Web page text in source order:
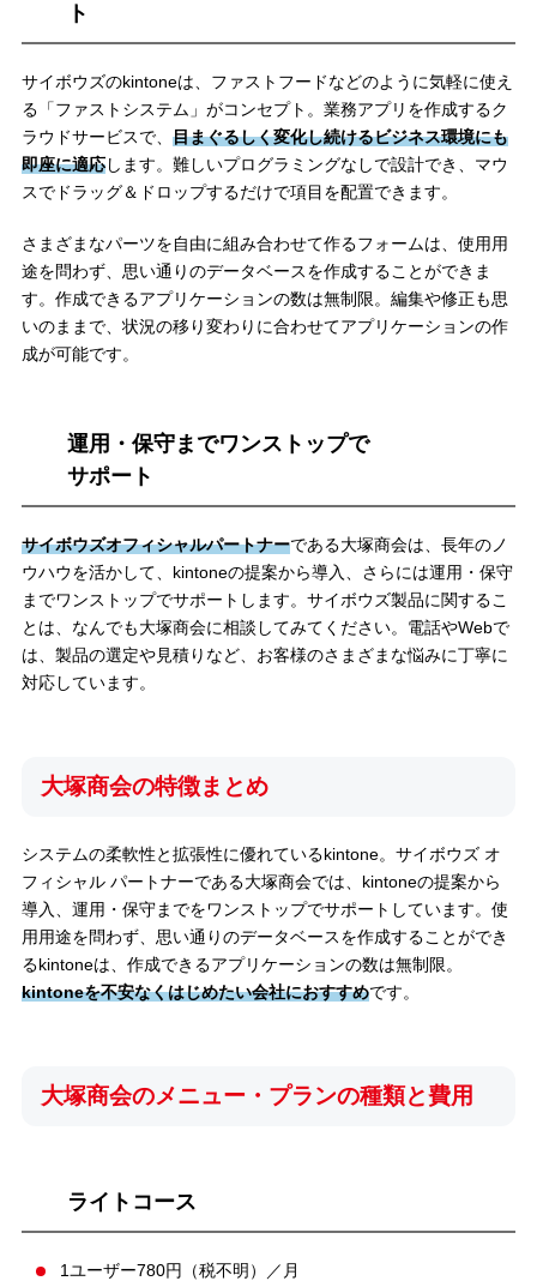
ト
サイボウズのkintoneは、ファストフードなどのように気軽に使え
る「ファストシステム」がコンセプト。業務アプリを作成するク
ラウドサービスで、 目まぐるしく変化し続けるビジネス環境にも
即座に適応します。難しいプログラミングなしで設計でき、マウ
スでドラッグ＆ドロップするだけで項目を配置できます。
さまざまなパーツを自由に組み合わせて作るフォームは、使用用
途を問わず、思い通りのデータベースを作成することができま
す。作成できるアプリケーションの数は無制限。編集や修正も思
いのままで、状況の移り変わりに合わせてアプリケーションの作
成が可能です。
運用・保守までワンストップで
サポート
サイボウズオフィシャルパートナーである大塚商会は、長年のノ
ウハウを活かして、kintoneの提案から導入、さらには運用・保守
までワンストップでサポートします。サイボウズ製品に関するこ
とは、なんでも大塚商会に相談してみてください。電話やWebで
は、製品の選定や見積りなど、お客様のさまざまな悩みに丁寧に
対応しています。
大塚商会の特徴まとめ
システムの柔軟性と拡張性に優れているkintone。サイボウズ オ
フィシャル パートナーである大塚商会では、kintoneの提案から
導入、運用・保守までをワンストップでサポートしています。使
用用途を問わず、思い通りのデータベースを作成することができ
るkintoneは、作成できるアプリケーションの数は無制限。
kintoneを不安なくはじめたい会社におすすめです。
大塚商会のメニュー・プランの種類と費用
ライトコース
1ユーザー780円（税不明）／月